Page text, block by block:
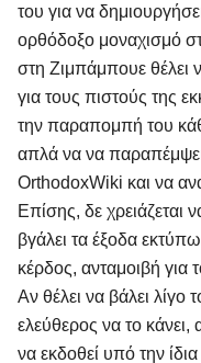
του για να
ορθόδοξο μοναχισμό
στη Ζιμπάμπουε θέλει
για τους πιστούς της
την παραπομπή του
απλά να να
OrthodoxWiki και να
Επίσης, δε χρειάζεται
βγάλει τα έξοδα
κέρδος, ανταμοιβή για
Αν θέλει να βάλει λίγο
ελεύθερος να το
να εκδοθεί υπό την